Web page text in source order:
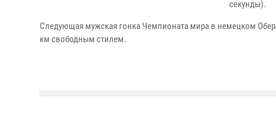
секунды).
Следующая мужская гонка Чемпионата мира в немецком
км свободным стилем.